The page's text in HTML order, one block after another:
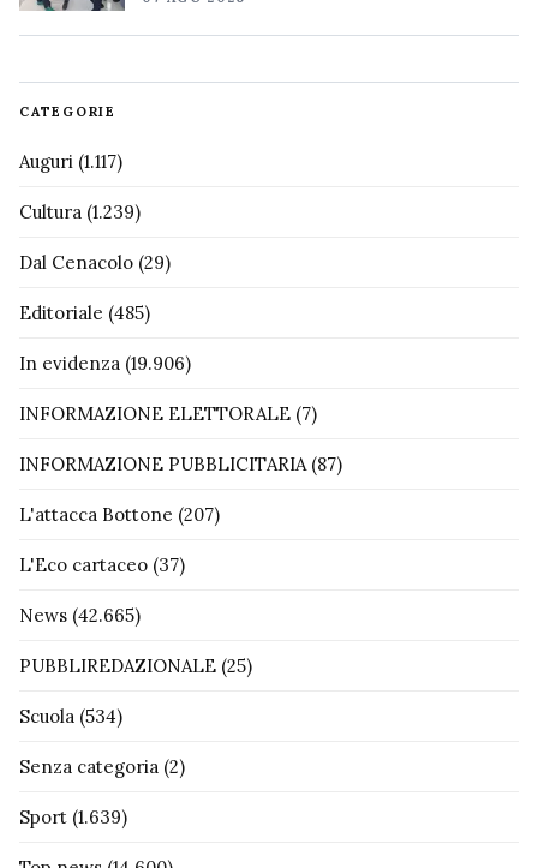
CATEGORIE
Auguri (1.117)
Cultura (1.239)
Dal Cenacolo (29)
Editoriale (485)
In evidenza (19.906)
INFORMAZIONE ELETTORALE (7)
INFORMAZIONE PUBBLICITARIA(87)
L'attacca Bottone (207)
L'Eco cartaceo (37)
News (42.665)
PUBBLIREDAZIONALE (25)
Scuola (534)
Senza categoria (2)
Sport (1.639)